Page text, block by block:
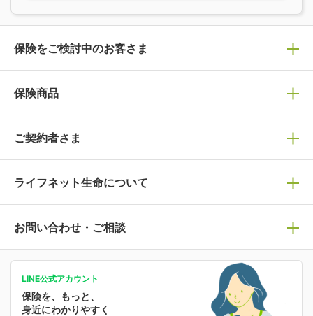
保険をご検討中のお客さま
保険の選び方
保険選びで迷っている方はチェック！
保険の基礎知識や選び方を解説！
人生のステージに必要な保険がわかる！
保険ジャンバラヤ
あなたの人生と保険選びのためのWebメディア
選ばれる理由・評判
保険商品
保険商品一覧
万が一に備える
病気や手術に備える
がん保険
がんに備える
女性保険
ご契約者さま
マイページログイン
ご契約内容の確認
お客さま情報の確認・変更
保険料の支払い方法の変更
ライフネット生命について
ライフネット生命についてトップ
会社情報
業績・財務情報
お問い合わせ・ご相談
保険相談サービス
LINE公式アカウント
保険を、もっと、
身近にわかりやすく